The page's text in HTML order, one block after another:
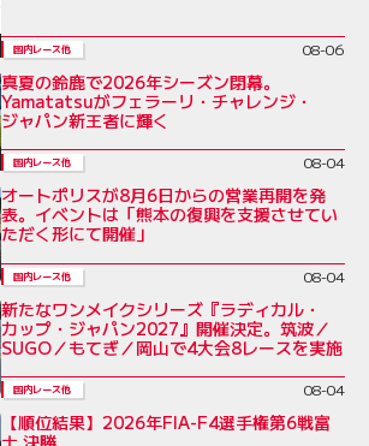
国内レース他 08-06
真夏の鈴鹿で2026年シーズン閉幕。
Yamatatsuがフェラーリ・チャレンジ・
ジャパン新王者に輝く
国内レース他 08-04
オートポリスが8月6日からの営業再開を発
表。イベントは「熊本の復興を支援させてい
ただく形にて開催」
国内レース他 08-04
新たなワンメイクシリーズ『ラディカル・
カップ・ジャパン2027』開催決定。筑波／
SUGO／もてぎ／岡山で4大会8レースを実施
国内レース他 08-04
【順位結果】2026年FIA-F4選手権第6戦富